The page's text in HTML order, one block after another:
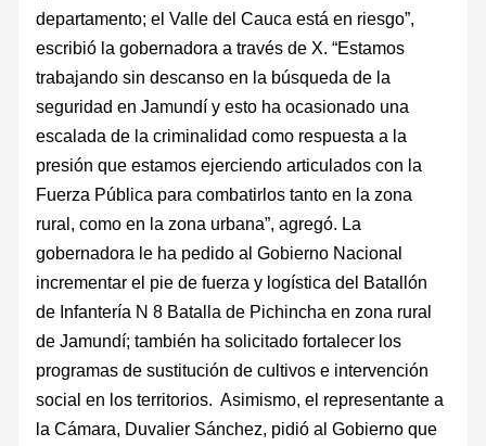
departamento; el Valle del Cauca está en riesgo”,
escribió la gobernadora a través de X. “Estamos
trabajando sin descanso en la búsqueda de la
seguridad en Jamundí y esto ha ocasionado una
escalada de la criminalidad como respuesta a la
presión que estamos ejerciendo articulados con la
Fuerza Pública para combatirlos tanto en la zona
rural, como en la zona urbana”, agregó. La
gobernadora le ha pedido al Gobierno Nacional
incrementar el pie de fuerza y logística del Batallón
de Infantería N 8 Batalla de Pichincha en zona rural
de Jamundí; también ha solicitado fortalecer los
programas de sustitución de cultivos e intervención
social en los territorios. Asimismo, el representante a
la Cámara, Duvalier Sánchez, pidió al Gobierno que